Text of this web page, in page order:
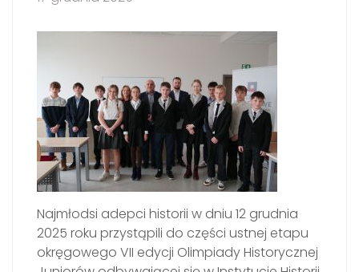
Najmłodsi adepci historii w dniu 12 grudnia
2025 roku przystąpili do części ustnej etapu
okręgowego VII edycji Olimpiady Historycznej